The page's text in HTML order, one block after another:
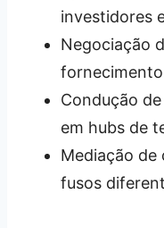
investidores
Negociação
Condução
em hubs de
Mediação
fusos